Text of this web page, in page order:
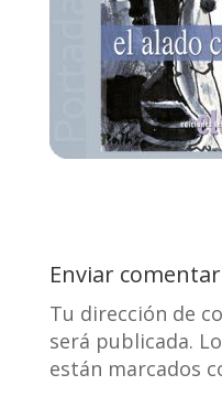
Enviar
Tu dirección de
será publicada.
están marcados